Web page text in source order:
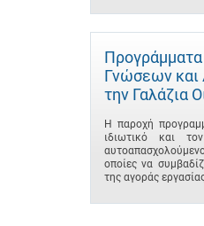
Προγράμματα
Γνώσεων και
την Γαλάζια
Η παροχή
ιδιωτικό και
οποίες να
της αγοράς